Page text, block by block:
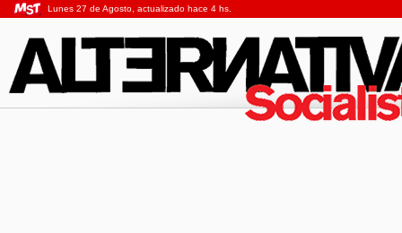
Lunes 27 de Agosto, actualizado hace 4 hs.